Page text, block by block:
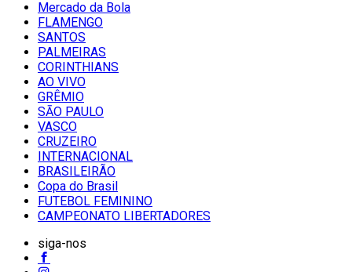
Mercado da Bola
FLAMENGO
SANTOS
PALMEIRAS
CORINTHIANS
AO VIVO
GRÊMIO
SĀO PAULO
VASCO
CRUZEIRO
INTERNACIONAL
BRASILEIRÃO
Copa do Brasil
FUTEBOL FEMININO
CAMPEONATO LIBERTADORES
siga-nos